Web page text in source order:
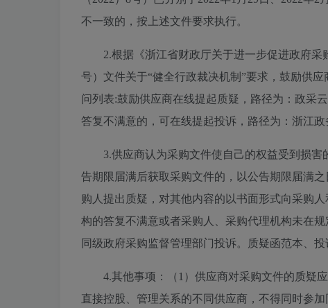
不一致的，按上述文件要求执行。
2.根据《浙江省财政厅关于进一步促进政府
号）文件关于“健全行政裁决机制”要求，鼓励供
问列表:鼓励供应商在线提起质疑，路径为：政采
答复不满意的，可在线提起投诉，路径为：浙江
3.供应商认为采购文件使自己的权益受到损
告期限届满后获取采购文件的，以公告期限届满
购人提出质疑，对其他内容的以书面形式向采购
构的答复不满意或者采购人、采购代理机构未在
同级政府采购监督管理部门投诉。质疑函范本、
4.其他事项：
（1）供应商对采购文件的质疑
直接控股、管理关系的不同供应商，不得同时参